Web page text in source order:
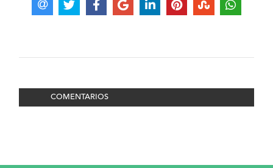
COMENTARIOS